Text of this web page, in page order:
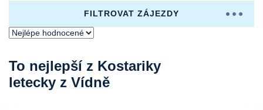
FILTROVAT ZÁJEZDY
To nejlepší z Kostariky
letecky z Vídně